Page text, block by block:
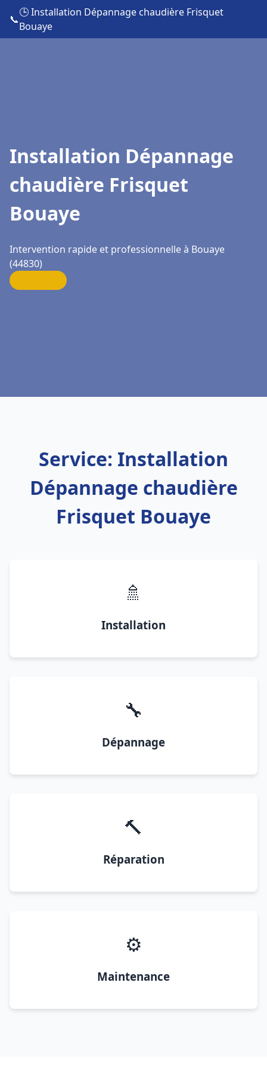
📞
🕒 Installation Dépannage chaudière Frisquet
Bouaye
Installation Dépannage
chaudière Frisquet
Bouaye
Intervention rapide et professionnelle à Bouaye
(44830)
Service: Installation
Dépannage chaudière
Frisquet Bouaye
🚿
Installation
🔧
Dépannage
🔨
Réparation
⚙️
Maintenance